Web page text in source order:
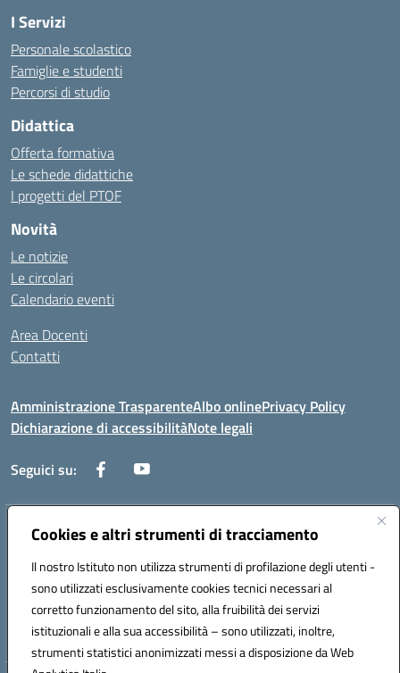
Cookies e altri strumenti di tracciamento
Il nostro Istituto non utilizza strumenti di profilazione degli utenti -
sono utilizzati esclusivamente cookies tecnici necessari al
corretto funzionamento del sito, alla fruibilità dei servizi
istituzionali e alla sua accessibilità – sono utilizzati, inoltre,
strumenti statistici anonimizzati messi a disposizione da Web
I Servizi
Personale scolastico
Famiglie e studenti
Percorsi di studio
Didattica
Offerta formativa
Le schede didattiche
I progetti del PTOF
Novità
Le notizie
Le circolari
Calendario eventi
Area Docenti
Contatti
Amministrazione TrasparenteAlbo onlinePrivacy Policy
Dichiarazione di accessibilitàNote legali
Seguici su:
Indirizzo:Via dei mille, 2 - 80011 Acerra (NA)
Posta elettronica certificata (PEC):naee10200g@pec.istruzione.it
Codice fiscale: 80103770634
Codice meccanografico: NAEE10200G